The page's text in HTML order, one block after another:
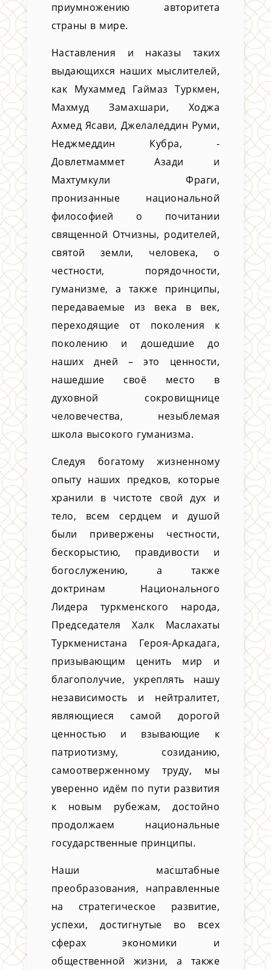
приумножению авторитета
страны в мире.
Наставления и наказы таких
выдающихся наших мыслителей,
как Мухаммед Гаймаз Туркмен,
Махмуд Замахшари, Ходжа
Ахмед Ясави, Джелаледдин Руми,
Неджмеддин Кубра, ­
Довлетмаммет Азади и
Махтумкули Фраги,
пронизанные национальной
философией о почитании
священной Отчизны, родителей,
святой земли, человека, о
честности, порядочности,
гуманизме, а также принципы,
передаваемые из века в век,
переходящие от поколения к
поколению и дошедшие до
наших дней – это ценности,
нашедшие своё место в
духовной сокровищнице
человечества, незыблемая
школа высокого гуманизма.
Следуя богатому жизненному
опыту наших предков, которые
хранили в чистоте свой дух и
тело, всем сердцем и душой
были привержены честности,
бескорыстию, правдивости и
богослужению, а также
доктринам Национального
Лидера туркменского народа,
Председателя Халк Маслахаты
Туркменистана Героя-Аркадага,
призывающим ценить мир и
благополучие, укреплять нашу
независимость и нейтралитет,
являющиеся самой дорогой
ценностью и взывающие к
патриотизму, созиданию,
самоотверженному труду, мы
уверенно идём по пути развития
к новым рубежам, достойно
продолжаем национальные
государственные принципы.
Наши масштабные
преобразования, направленные
на стратегическое развитие,
успехи, достигнутые во всех
сферах экономики и
общественной жизни, а также